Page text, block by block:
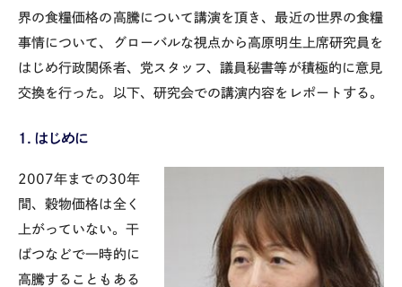
界の食糧価格の高騰について講演を頂き、最近の世界の食糧
事情について、グローバルな視点から高原明生上席研究員を
はじめ行政関係者、党スタッフ、議員秘書等が積極的に意見
交換を行った。以下、研究会での講演内容をレポートする。
１．はじめに
2007年までの30年
間、穀物価格は全く
上がっていない。干
ばつなどで一時的に
高騰することもある